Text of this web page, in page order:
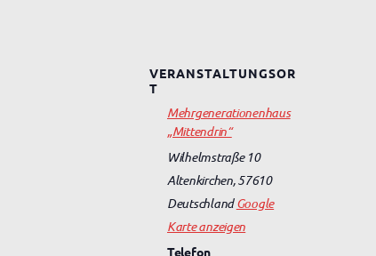
VERANSTALTUNGSOR
T
Mehrgenerationenhaus
„Mittendrin“
Wilhelmstraße 10
Altenkirchen,57610
Deutschland Google
Karte anzeigen
Telefon